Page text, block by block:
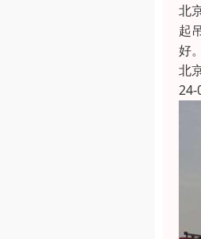
北
起
好
北
24-